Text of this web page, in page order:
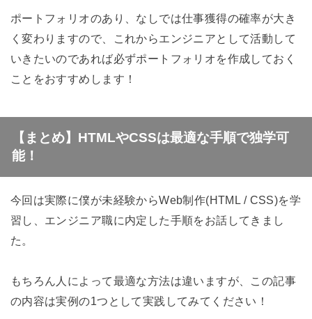
ポートフォリオのあり、なしでは仕事獲得の確率が大き
く変わりますので、これからエンジニアとして活動して
いきたいのであれば必ずポートフォリオを作成しておく
ことをおすすめします！
【まとめ】HTMLやCSSは最適な手順で独学可
能！
今回は実際に僕が未経験からWeb制作(HTML / CSS)を学
習し、エンジニア職に内定した手順をお話してきまし
た。
もちろん人によって最適な方法は違いますが、この記事
の内容は実例の1つとして実践してみてください！